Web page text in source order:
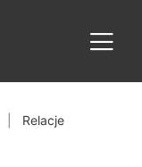
Relacje